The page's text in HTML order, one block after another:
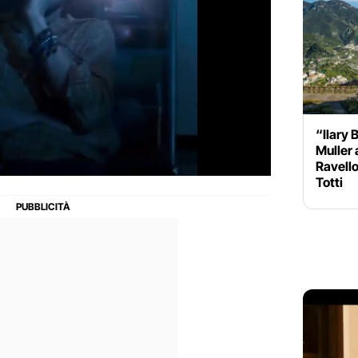
“Ilary
Muller
Totti